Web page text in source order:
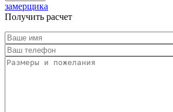
замерщика
Получить расчет